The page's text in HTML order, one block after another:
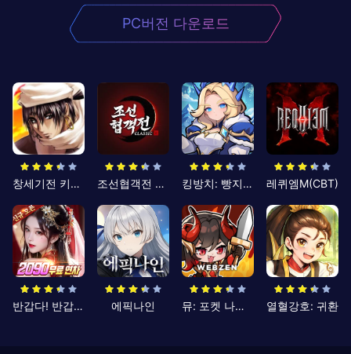
PC버전 다운로드
창세기전 키우기 조선협객전 클래식 킹방치: 빵지의 제왕 레퀴엠M(CBT)
반갑다! 반갑삼국지 에픽나인 뮤: 포켓 나이츠 열혈강호: 귀환